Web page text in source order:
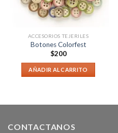
ACCESORIOS TEJERILES
Botones Colorfest
$200
AÑADIR AL CARRITO
CONTACTANOS